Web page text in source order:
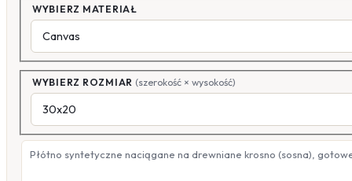
WYBIERZ MATERIAŁ
WYBIERZ ROZMIAR (szerokość × wysokość)
Płótno syntetyczne naciągane na drewniane krosno (sosna),